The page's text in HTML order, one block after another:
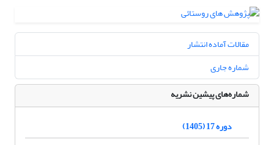
مقالات آماده انتشار
شماره جاری
شماره‌های پیشین نشریه
دوره 17 (1405)